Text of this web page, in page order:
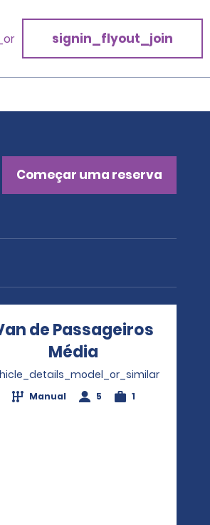
signin_flyout_join
Começar uma reserva
window
de Passageiros
Média
Manual 5 1